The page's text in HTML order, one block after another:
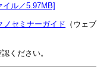
ル／5.97MB]
ノセミナーガイド （ウェブ
認ください。